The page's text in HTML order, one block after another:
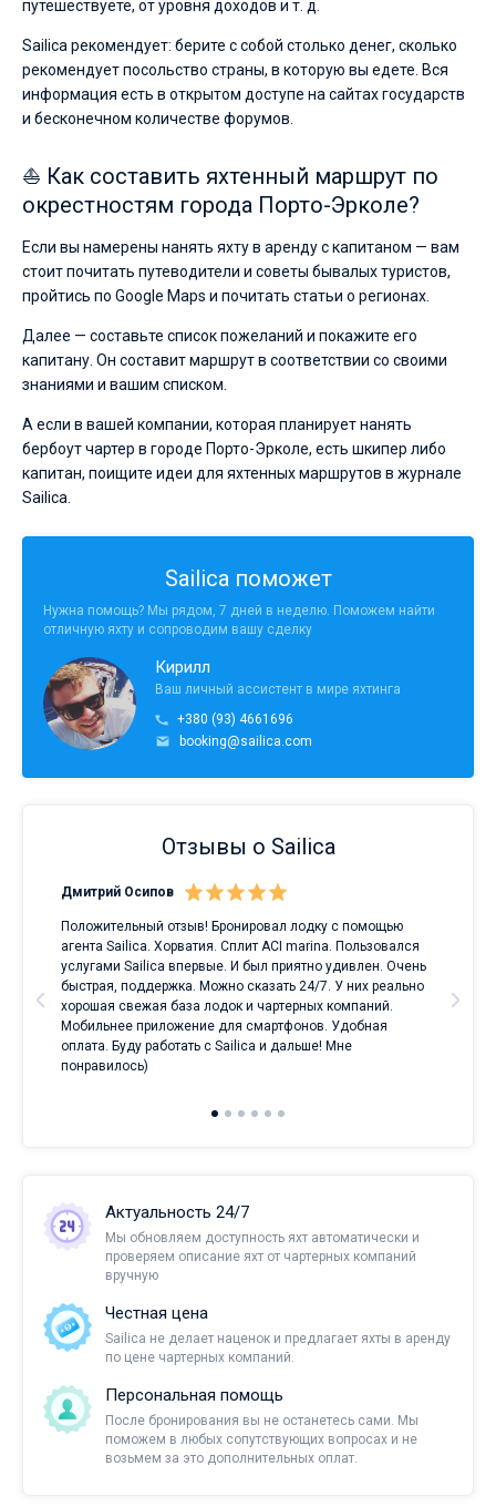
путешествуете, от уровня доходов и т. д.
Sailica рекомендует: берите с собой столько денег, сколько
рекомендует посольство страны, в которую вы едете. Вся
информация есть в открытом доступе на сайтах государств
и бесконечном количестве форумов.
⛵ Как составить яхтенный маршрут по
окрестностям города Порто-Эрколе?
Если вы намерены нанять яхту в аренду с капитаном — вам
стоит почитать путеводители и советы бывалых туристов,
пройтись по Google Maps и почитать статьи о регионах.
Далее — составьте список пожеланий и покажите его
капитану. Он составит маршрут в соответствии со своими
знаниями и вашим списком.
А если в вашей компании, которая планирует нанять
бербоут чартер в городе Порто-Эрколе, есть шкипер либо
капитан, поищите идеи для яхтенных маршрутов в журнале
Sailica.
Sailica поможет
Нужна помощь? Мы рядом, 7 дней в неделю. Поможем найти
отличную яхту и сопроводим вашу сделку
Кирилл
Ваш личный ассистент в мире яхтинга
+380 (93) 4661696
booking@sailica.com
Отзывы о Sailica
Дмитрий Осипов
Положительный отзыв! Бронировал лодку с помощью
агента Sailica. Хорватия. Сплит ACI marina. Пользовался
услугами Sailica впервые. И был приятно удивлен. Очень
быстрая, поддержка. Можно сказать 24/7. У них реально
хорошая свежая база лодок и чартерных компаний.
Мобильнее приложение для смартфонов. Удобная
оплата. Буду работать с Sailica и дальше! Мне
понравилось)
Актуальность 24/7
Мы обновляем доступность яхт автоматически и
проверяем описание яхт от чартерных компаний
вручную
Честная цена
Sailica не делает наценок и предлагает яхты в аренду
по цене чартерных компаний.
Персональная помощь
После бронирования вы не останетесь сами. Мы
поможем в любых сопутствующих вопросах и не
возьмем за это дополнительных оплат.